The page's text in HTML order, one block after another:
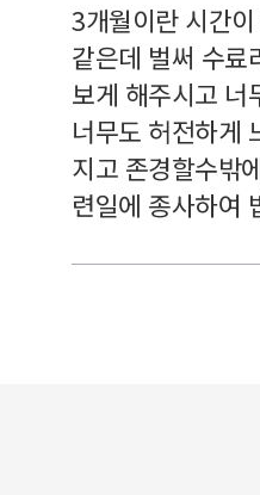
3개월이란 시간
같은데 벌써 수료
보게 해주시고 너
너무도 허전하게
지고 존경할수밖
련일에 종사하여